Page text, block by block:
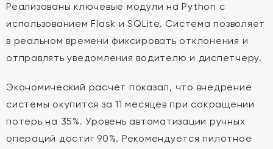
Реализованы ключевые модули на Python с
использованием Flask и SQLite. Система позволяет
в реальном времени фиксировать отклонения и
отправлять уведомления водителю и диспетчеру.
Экономический расчёт показал, что внедрение
системы окупится за 11 месяцев при сокращении
потерь на 35%. Уровень автоматизации ручных
операций достиг 90%. Рекомендуется пилотное